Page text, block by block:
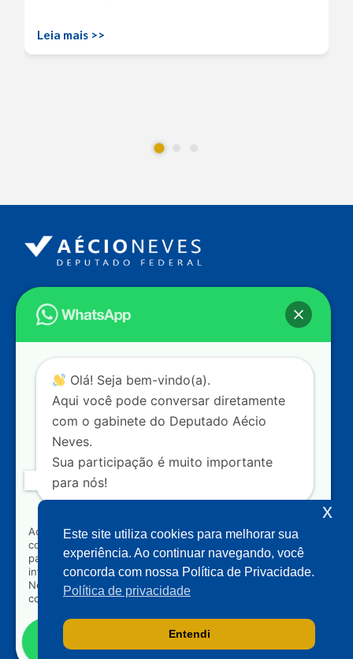
Leia mais >>
Endereço
Câmara dos Deputados
Ed. Principal, Ala C – Gabinete
Contato
dep.aecioneves@camara.leg.br
+55 (61) 3215-5964
+55 (31) 3261-0121
+55 (31) 97150-0834
Nossas redes
Acompanhe o meu mandato
Olá! Seja bem-vindo(a).
Aqui você pode conversar diretamente
com o gabinete do Deputado Aécio
Neves.
Sua participação é muito importante
para nós!
Ao clicar para iniciar o contato pelo WhatsApp, você
concorda que seus dados serão utilizados exclusivamente
para atendimento relacionado às demandas, sugestões ou
informações referentes ao mandato do Deputado Aécio
Neves. Seus dados serão tratados com sigilo e não serão
compartilhados com terceiros.
Falar com gabinete
Este site utiliza cookies para melhorar sua
experiência. Ao continuar navegando, você
concorda com nossa Política de Privacidade.
Política de privacidade
Entendi
x